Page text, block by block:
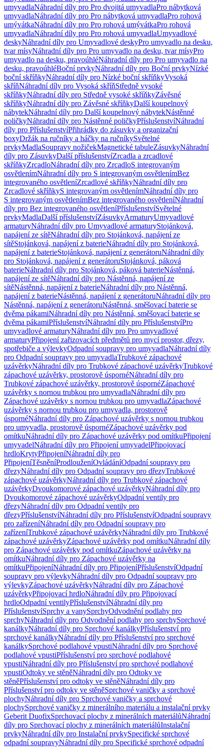
umyvadlaNáhradní díly pro Pro dvojitá umyvadlaPro nábytková
umyvadlaNáhradní díly pro Pro nábytková umyvadlaPro rohová
umývátkaNáhradní díly pro Pro rohová umývátkaPro rohová
umyvadlaNáhradní díly pro Pro rohová umyvadlaUmyvadlové
deskyNáhradní díly pro Umyvadlové deskyPro umyvadlo na desku,
tvar mísyNáhradní díly pro Pro umyvadlo na desku, tvar mísyPro
umyvadlo na desku, pravoúhléNáhradní díly pro Pro umyvadlo na
desku, pravoúhléBoční prvkyNáhradní díly pro Boční prvkyNízké
boční skříňkyNáhradní díly pro Nízké boční skříňkyVysoká
skříňNáhradní díly pro Vysoká skříňStředně vysoké
skříňkyNáhradní díly pro Středně vysoké skříňkyZávěsné
skříňkyNáhradní díly pro Závěsné skříňkyDalší koupelnový
nábytekNáhradní díly pro Další koupelnový nábytekNástěnné
poličkyNáhradní díly pro Nástěnné poličkyPříslušenstvíNáhradní
díly pro PříslušenstvíPřihrádky do zásuvky a organizační
boxyDržák na ručníky a háčky na ručníkySvětelné
prvkyMadlaSoupravy nožičekMagnetické tabuleZásuvkyNáhradní
díly pro ZásuvkyDalší příslušenstvíZrcadla a zrcadlové
skříňkyZrcadloNáhradní díly pro ZrcadloS integrovaným
osvětlenímNáhradní díly pro S integrovaným osvětlenímBez
integrovaného osvětleníZrcadlové skříňkyNáhradní díly pro
Zrcadlové skříňkyS integrovaným osvětlenímNáhradní díly pro
S integrovaným osvětlenímBez integrovaného osvětleníNáhradní
díly pro Bez integrovaného osvětleníPříslušenstvíSvětelné
prvkyMadlaDalší příslušenstvíZásuvkyArmaturyUmyvadlové
armaturyNáhradní díly pro Umyvadlové armaturyStojánková,
napájení ze sítěNáhradní díly pro Stojánková, napájení ze
sítěStojánková, napájení z baterieNáhradní díly pro Stojánková,
napájení z baterieStojánková, napájení z generátoruNáhradní díly
pro Stojánková, napájení z generátoruStojánková, páková
baterieNáhradní díly pro Stojánková, páková baterieNástěnná,
napájení ze sítěNáhradní díly pro Nástěnná, napájení ze
sítěNástěnná, napájení z baterieNáhradní díly pro Nástěnná,
napájení z baterieNástěnná, napájení z generátoruNáhradní díly pro
Nástěnná, napájení z generátoruNástěnná, směšovací baterie se
dvěma pákamiNáhradní díly pro Nástěnná, směšovací baterie se
dvěma pákamiPříslušenstvíNáhradní díly pro PříslušenstvíPro
umyvadlové armaturyNáhradní díly pro Pro umyvadlové
armaturyPřipojení zařizovacích předmětů pro mycí prostor, dřezy,
spotřebiče a výlevkyOdpadní soupravy pro umyvadlaNáhradní díly
pro Odpadní soupravy pro umyvadlaTrubkové zápachové
uzávěrkyNáhradní díly pro Trubkové zápachové uzávěrkyTrubkové
zápachové uzávěrky, prostorově úspornéNáhradní díly pro
Trubkové zápachové uzávěrky, prostorově úspornéZápachové
uzávěrky s nornou trubkou pro umyvadlaNáhradní díly pro
Zápachové uzávěrky s nornou trubkou pro umyvadlaZápachové
uzávěrky s nornou trubkou pro umyvadla, prostorově
úspornéNáhradní díly pro Zápachové uzávěrky s nornou trubkou
pro umyvadla, prostorově úspornéZápachové uzávěrky pod
omítkuNáhradní díly pro Zápachové uzávěrky pod omítkuPřipojení
umyvadelNáhradní díly pro Připojení umyvadelPřipojovací
hrdloKrytyPřipojeníNáhradní díly pro
PřipojeníTěsněníProdlouženíOvládáníOdpadní soupravy pro
dřezyNáhradní díly pro Odpadní soupravy pro dřezyTrubkové
zápachové uzávěrkyNáhradní díly pro Trubkové zápachové
uzávěrkyDvoukomorové zápachové uzávěrkyNáhradní díly pro
Dvoukomorové zápachové uzávěrkyOdpadní ventily pro
dřezyNáhradní díly pro Odpadní ventily pro
dřezyPříslušenstvíNáhradní díly pro PříslušenstvíOdpadní soupravy
pro zařízeníNáhradní díly pro Odpadní soupravy pro
zařízeníTrubkové zápachové uzávěrkyNáhradní díly pro Trubkové
zápachové uzávěrkyZápachové uzávěrky pod omítkuNáhradní díly
pro Zápachové uzávěrky pod omítkuZápachové uzávěrky na
omítkuNáhradní díly pro Zápachové uzávěrky na
omítkuPřipojeníNáhradní díly pro PřipojeníPříslušenstvíOdpadní
soupravy pro výlevkyNáhradní díly pro Odpadní soupravy pro
výlevkyZápachové uzávěrkyNáhradní díly pro Zápachové
uzávěrkyPřipojovací hrdloNáhradní díly pro Připojovací
hrdloOdpadní ventilyPříslušenstvíNáhradní díly pro
PříslušenstvíSprchy a vanySprchyOdvodnění podlahy pro
sprchyNáhradní díly pro Odvodnění podlahy pro sprchySprchové
kanálkyNáhradní díly pro Sprchové kanálkyPříslušenství pro
sprchové kanálkyNáhradní díly pro Příslušenství pro sprchové
kanálkySprchové podlahové vpustiNáhradní díly pro Sprchové
podlahové vpustiPříslušenství pro sprchové podlahové
vpustiNáhradní díly pro Příslušenství pro sprchové podlahové
vpustiOdtoky ve stěněNáhradní díly pro Odtoky ve
stěněPříslušenství pro odtoky ve stěněNáhradní díly pro
Příslušenství pro odtoky ve stěněSprchové vaničky a sprchové
plochyNáhradní díly pro Sprchové vaničky a sprchové
plochySprchové vaničky z minerálního materiálu a instalační prvky
Geberit DuofixSprchovací plochy z minerálních materiálůNáhradní
díly pro Sprchovací plochy z minerálních materiálůInstalační
prvkyNáhradní díly pro Instalační prvkySpecifické sprchové
odpadní soupravyNáhradní díly pro Specifické sprchové odpadní